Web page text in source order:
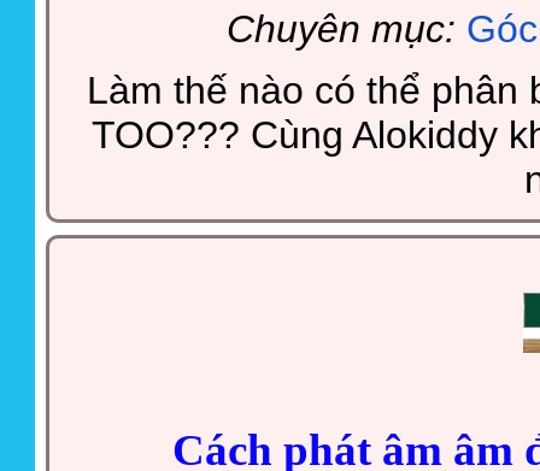
Chuyên mục:
Làm thế nào có thể phân
TOO??? Cùng Alokiddy
Cách phát âm âm